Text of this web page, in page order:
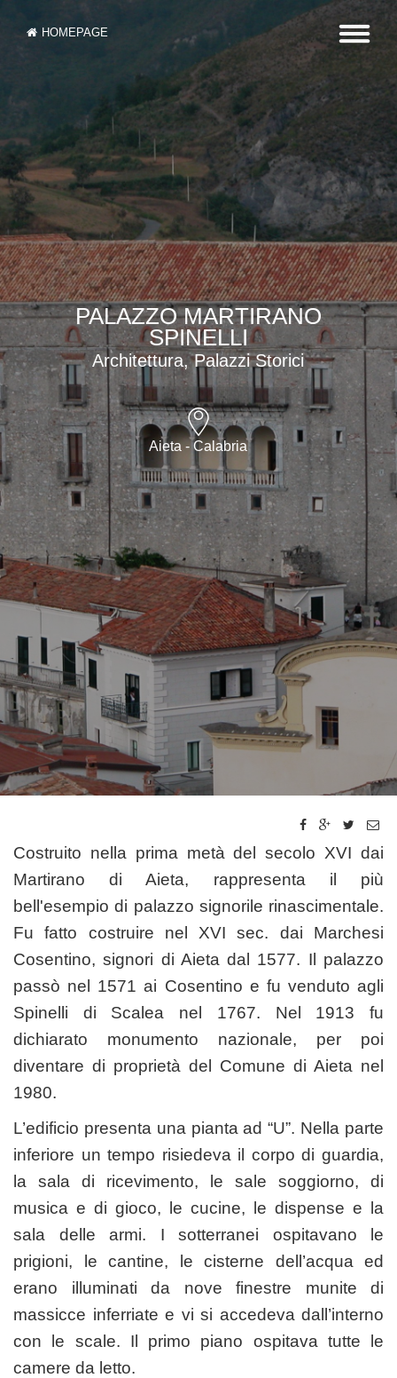
HOMEPAGE
PALAZZO MARTIRANO
SPINELLI
Architettura, Palazzi Storici
Aieta - Calabria
Costruito nella prima metà del secolo XVI dai
Martirano di Aieta, rappresenta il più
bell'esempio di palazzo signorile rinascimentale.
Fu fatto costruire nel XVI sec. dai Marchesi
Cosentino, signori di Aieta dal 1577. Il palazzo
passò nel 1571 ai Cosentino e fu venduto agli
Spinelli di Scalea nel 1767. Nel 1913 fu
dichiarato monumento nazionale, per poi
diventare di proprietà del Comune di Aieta nel
1980.
L’edificio presenta una pianta ad “U”. Nella parte
inferiore un tempo risiedeva il corpo di guardia,
la sala di ricevimento, le sale soggiorno, di
musica e di gioco, le cucine, le dispense e la
sala delle armi. I sotterranei ospitavano le
prigioni, le cantine, le cisterne dell’acqua ed
erano illuminati da nove finestre munite di
massicce inferriate e vi si accedeva dall’interno
con le scale. Il primo piano ospitava tutte le
camere da letto.